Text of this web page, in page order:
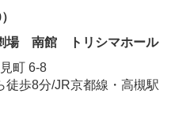
場 南館 トリシマホール
町 6-8
徒歩8分/JR京都線・高槻駅